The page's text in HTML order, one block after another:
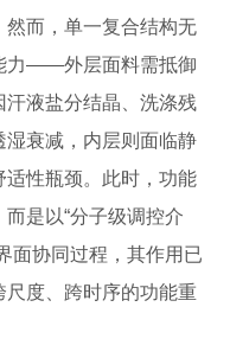
然而，单一复合结构无
力——外层面料需抵御
液盐分结晶、洗涤残
湿衰减，内层则面临静
适性瓶颈。此时，功能
是以“分子级调控介
面协同过程，其作用已
度、跨时序的功能重